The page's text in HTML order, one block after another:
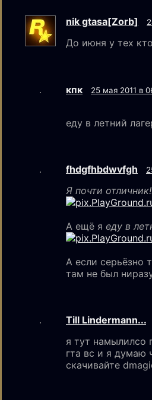
nik gtаsа[Zorb]
До июня у тех
кпк 25 мая 2011 в
еду в летний
fhdgfhbdwvfgh
Я почти
А ещё я еду в
А если серьёзно
там не был
Till Lindermann...
я тут намылилсо
гта вс и я думаю
скачивайте